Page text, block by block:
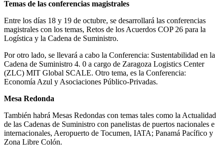
Temas de las conferencias magistrales
Entre los días 18 y 19 de octubre, se desarrollará las conferencias
magistrales con los temas, Retos de los Acuerdos COP 26 para la
Logística y la Cadena de Suministro.
Por otro lado, se llevará a cabo la Conferencia: Sustentabilidad en la
Cadena de Suministro 4. 0 a cargo de Zaragoza Logistics Center
(ZLC) MIT Global SCALE. Otro tema, es la Conferencia:
Economía Azul y Asociaciones Público-Privadas.
Mesa Redonda
También habrá Mesas Redondas con temas tales como la Actualidad
de las Cadenas de Suministro con panelistas de puertos nacionales e
internacionales, Aeropuerto de Tocumen, IATA; Panamá Pacífico y
Zona Libre Colón.